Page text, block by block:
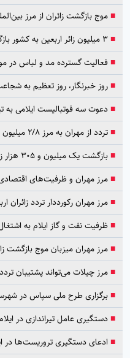
■موج بازگشت زائران از مرز
■۳ میلیون زائر اربعین به کشور بازگشته‌اند
■فعالیت گسترده مد و لباس در
■روز خبرنگار، روز تعظیم به
■دعوت سه فوتبالیست ایلامی به
■تردد از مهران به مرز ۲/۸ میلیون زائر رسید
■بازگشت یک میلیون و ۳۰۵ هزار زائر به کشور
■مرز مهران و ظرفیت‌های
■مرز مهران رکورددار تردد زائران
■ظرفیت نفت و گاز ایلام به
■مرز مهران میزبان موج بازگشت
■مرز چیلات می‌تواند پشتیبان
■برگزاری طرح ملی سپاس در
■دستگیری عامل تیراندازی در
■ ادعای دستگیری تروریست‌ها